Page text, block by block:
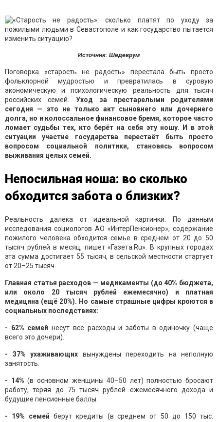
Источник: Шедеврум
Поговорка «старость не радость» перестала быть просто
фольклорной мудростью и превратилась в суровую
экономическую и психологическую реальность для тысяч
российских семей. Уход за престарелыми родителями
сегодня — это не только акт сыновнего или дочернего
долга, но и колоссальное финансовое бремя, которое часто
ломает судьбы тех, кто берёт на себя эту ношу. И в этой
ситуации участие государства перестаёт быть просто
вопросом социальной политики, становясь вопросом
выживания целых семей.
Непосильная ноша: во сколько
обходится забота о близких?
Реальность далека от идеальной картинки. По данным
исследования социологов АО «ИнтерПенсионер», содержание
пожилого человека обходится семье в среднем от 20 до 50
тысяч рублей в месяц, пишет «Газета.Ru». В крупных городах
эта сумма достигает 55 тысяч, в сельской местности стартует
от 20–25 тысяч.
Главная статья расходов — медикаменты (до 40% бюджета,
или около 20 тысяч рублей ежемесячно) и платная
медицина (ещё 20%). Но самые страшные цифры кроются в
социальных последствиях:
- 62% семей несут все расходы и заботы в одиночку (чаще
всего это дочери).
- 37% ухаживающих вынуждены переходить на неполную
занятость.
- 14% (в основном женщины 40–50 лет) полностью бросают
работу, теряя до 75 тысяч рублей ежемесячного дохода и
будущие пенсионные баллы.
- 19% семей берут кредиты (в среднем от 50 до 150 тыс.